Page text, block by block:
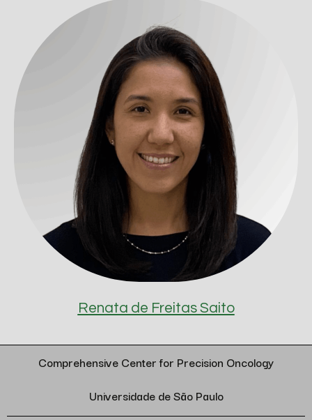
Renata de Freitas Saito
Comprehensive Center for Precision Oncology
Universidade de São Paulo